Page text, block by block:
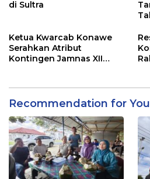
di Sultra
Ketua Kwarcab Konawe
Serahkan Atribut
Kontingen Jamnas XII
Recommendation for You